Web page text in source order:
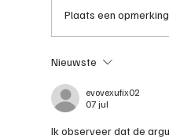
de juiste
Plaats een opmerking...
Nieuwste
evovexufix02
07 jul
Ik observeer dat de